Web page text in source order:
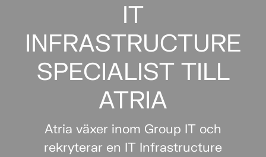
IT
INFRASTRUCTURE
SPECIALIST TILL
ATRIA
Atria växer inom Group IT och
rekryterar en IT Infrastructure